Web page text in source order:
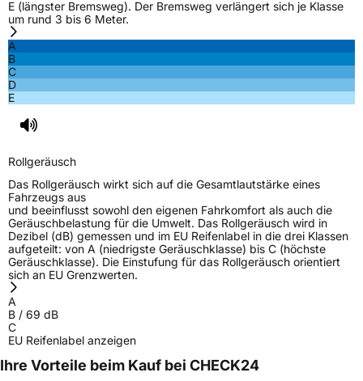
E (längster Bremsweg). Der Bremsweg verlängert sich je Klasse
um rund 3 bis 6 Meter.
A
B
C
D
E
Rollgeräusch
Das Rollgeräusch wirkt sich auf die Gesamtlautstärke eines
Fahrzeugs aus
und beeinflusst sowohl den eigenen Fahrkomfort als auch die
Geräuschbelastung für die Umwelt. Das Rollgeräusch wird in
Dezibel (dB) gemessen und im EU Reifenlabel in die drei Klassen
aufgeteilt: von A (niedrigste Geräuschklasse) bis C (höchste
Geräuschklasse). Die Einstufung für das Rollgeräusch orientiert
sich an EU Grenzwerten.
A
B / 69 dB
C
EU Reifenlabel anzeigen
Ihre Vorteile beim Kauf bei CHECK24